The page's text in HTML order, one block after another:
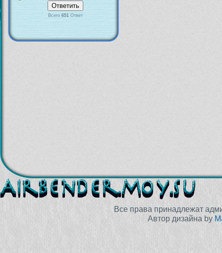
Всего 651Ответ
Все права принадлежат
Автор дизайна by